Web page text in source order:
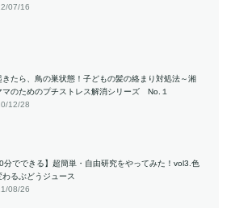
07/16
きたら、鳥の巣状態！子どもの髪の絡まり対処法～湘
マのためのプチストレス解消シリーズ No.１
12/28
分でできる】超簡単・自由研究をやってみた！vol3.色
わるぶどうジュース
08/26